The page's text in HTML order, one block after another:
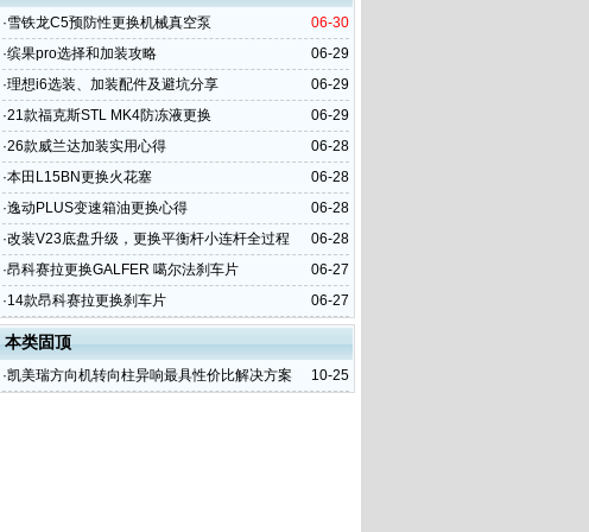
06-30
·雪铁龙C5预防性更换机械真空泵
06-29
·缤果pro选择和加装攻略
06-29
·理想i6选装、加装配件及避坑分享
06-29
·21款福克斯STL MK4防冻液更换
06-28
·26款威兰达加装实用心得
06-28
·本田L15BN更换火花塞
06-28
·逸动PLUS变速箱油更换心得
06-28
·改装V23底盘升级，更换平衡杆小连杆全过程
06-27
·昂科赛拉更换GALFER 噶尔法刹车片
06-27
·14款昂科赛拉更换刹车片
本类固顶
10-25
·凯美瑞方向机转向柱异响最具性价比解决方案